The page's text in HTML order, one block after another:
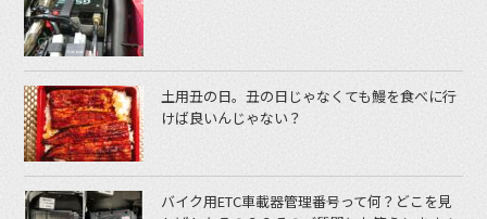
土用丑の日。丑の日じゃなくても鰻を食べに行
けば良いんじゃない？
バイク用ETC車載器管理番号って何？どこを見